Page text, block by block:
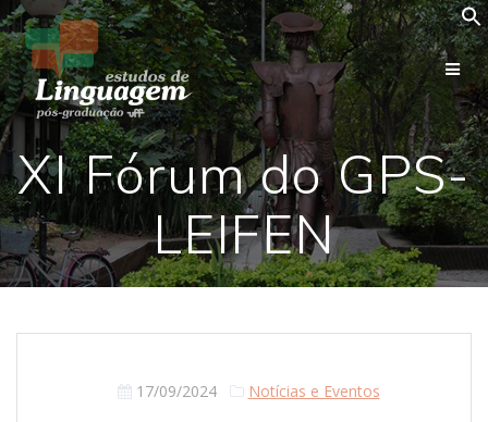
Skip
to
content
XI Fórum do GPS-
LEIFEN
17/09/2024 Notícias e Eventos